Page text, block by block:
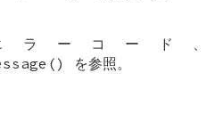
ラーコード、
を参照。